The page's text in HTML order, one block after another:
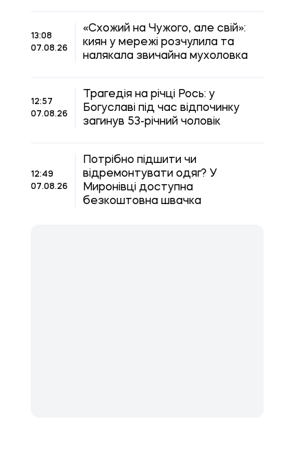
13:08
07.08.26
«Схожий на Чужого, але свій»:
киян у мережі розчулила та
налякала звичайна мухоловка
12:57
07.08.26
Трагедія на річці Рось: у
Богуславі під час відпочинку
загинув 53-річний чоловік
12:49
07.08.26
Потрібно підшити чи
відремонтувати одяг? У
Миронівці доступна
безкоштовна швачка